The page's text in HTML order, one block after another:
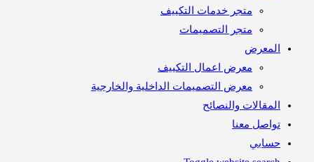
متجر خدمات التكييف
متجر التصميمات
معرض اعمال التكييف
معرض التصميمات الداخلية والخارجية
والنصائح
معنا